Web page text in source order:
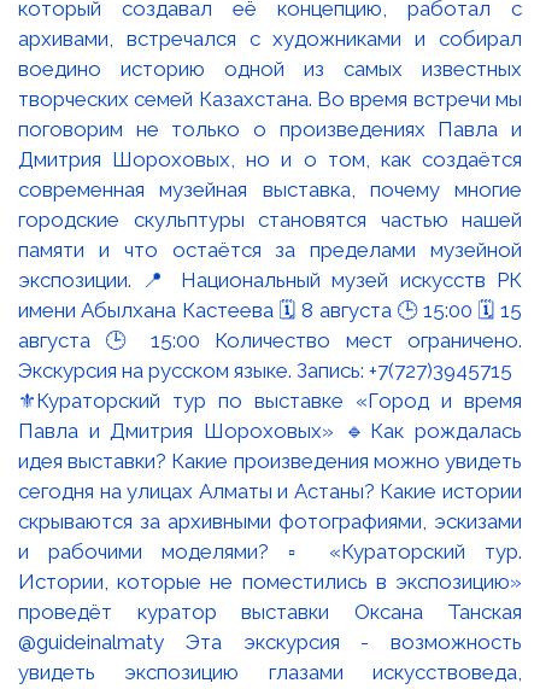
⚜️Кураторский тур по выставке «Город и время
Павла и Дмитрия Шороховых» 🔹Как рождалась
идея выставки? Какие произведения можно увидеть
сегодня на улицах Алматы и Астаны? Какие истории
скрываются за архивными фотографиями, эскизами
и рабочими моделями? ▫️ «Кураторский тур.
Истории, которые не поместились в экспозицию»
проведёт куратор выставки Оксана Танская
@guideinalmaty Эта экскурсия - возможность
увидеть экспозицию глазами искусствоведа,